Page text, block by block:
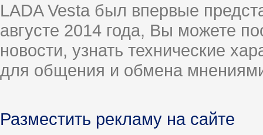
LADA Vesta был впервые
августе 2014 года, Вы можете
новости, узнать технические
для общения и обмена
Разместить рекламу на сайте